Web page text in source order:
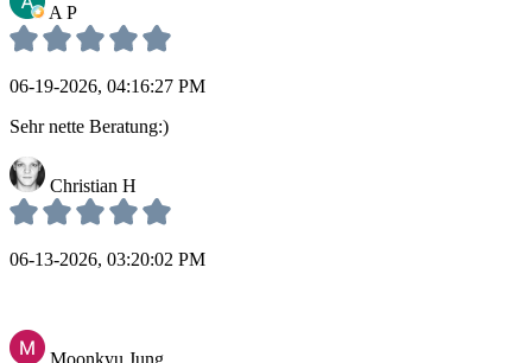
A P
06-19-2026, 04:16:27 PM
Sehr nette Beratung:)
Christian H
06-13-2026, 03:20:02 PM
Moonkyu Jung